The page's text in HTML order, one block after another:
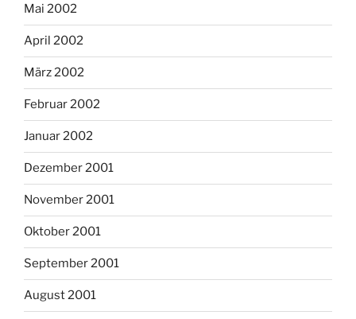
Mai 2002
April 2002
März 2002
Februar 2002
Januar 2002
Dezember 2001
November 2001
Oktober 2001
September 2001
August 2001